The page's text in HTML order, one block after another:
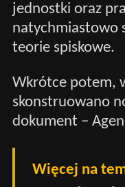
jednostki oraz
natychmiastowo
teorie spiskowe.
Wkrótce potem,
skonstruowano
dokument –
Więcej na